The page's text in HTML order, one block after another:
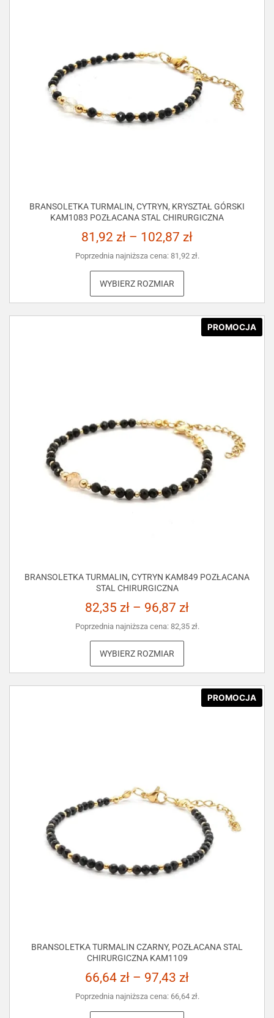
BRANSOLETKA TURMALIN, CYTRYN, KRYSZTAŁ GÓRSKI
KAM1083 POZŁACANA STAL CHIRURGICZNA
81,92 zł – 102,87 zł
Poprzednia najniższa cena: 81,92 zł.
WYBIERZ ROZMIAR
PROMOCJA
BRANSOLETKA TURMALIN, CYTRYN KAM849 POZŁACANA
STAL CHIRURGICZNA
82,35 zł – 96,87 zł
Poprzednia najniższa cena: 82,35 zł.
WYBIERZ ROZMIAR
PROMOCJA
BRANSOLETKA TURMALIN CZARNY, POZŁACANA STAL
CHIRURGICZNA KAM1109
66,64 zł – 97,43 zł
Poprzednia najniższa cena: 66,64 zł.